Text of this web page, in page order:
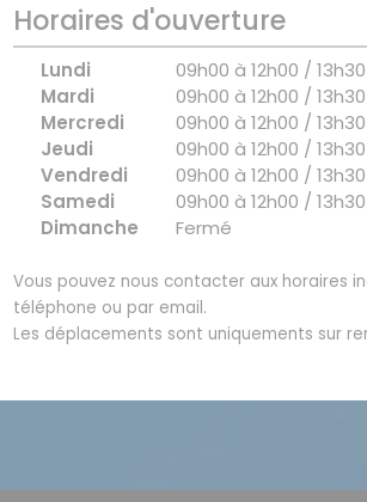
Horaires d'ouverture
Lundi
09h00 à 12h00 /
Mardi
09h00 à 12h00 /
Mercredi
09h00 à 12h00 /
Jeudi
09h00 à 12h00 /
Vendredi
09h00 à 12h00 /
Samedi
09h00 à 12h00 /
Dimanche
Fermé
Vous pouvez nous contacter aux horaires
téléphone ou par email.
Les déplacements sont uniquements sur